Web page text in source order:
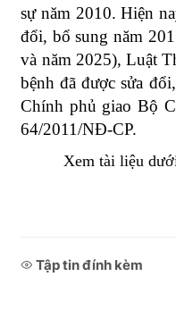
sự năm 2010. Hiện
đổi, bổ sung năm
và năm 2025), Luật
bệnh đã được sửa
Chính phủ giao Bộ
64/2011/NĐ-CP.
Xem tài liệu
Tập tin đính kèm